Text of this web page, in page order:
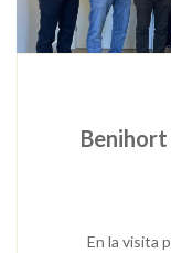
Benihort
En la visita